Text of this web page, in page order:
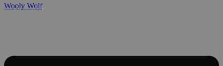
Wooly Wolf